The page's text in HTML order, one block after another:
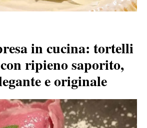
in cucina: tortelli
ripieno saporito,
e originale